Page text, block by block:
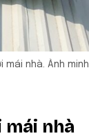
nhà. Ảnh minh
mái nhà